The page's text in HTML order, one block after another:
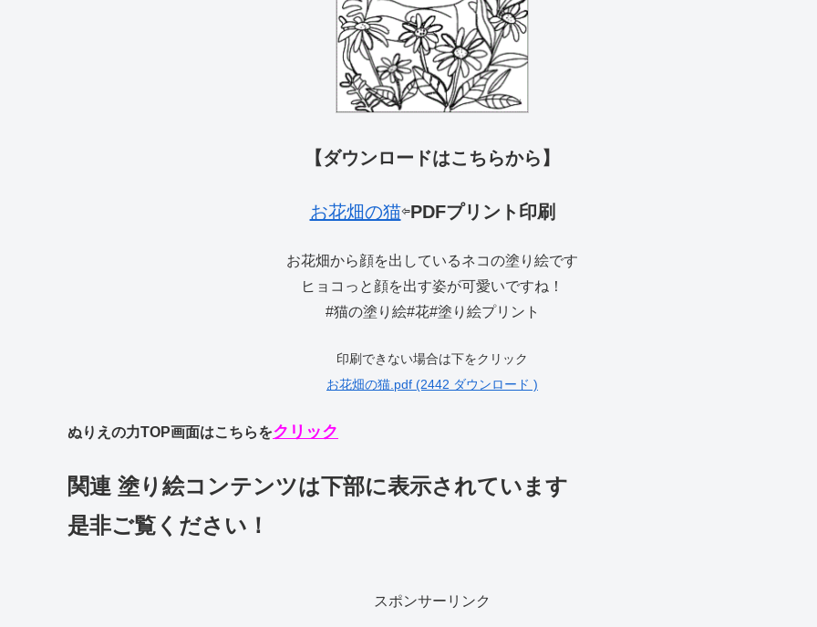
【ダウンロードはこちらから】
お花畑の猫⇦PDFプリント印刷
お花畑から顔を出しているネコの塗り絵です
ヒョコっと顔を出す姿が可愛いですね！
#猫の塗り絵#花#塗り絵プリント
印刷できない場合は下をクリック
お花畑の猫.pdf (2442 ダウンロード )
ぬりえの力TOP画面はこちらをクリック
関連 塗り絵コンテンツは下部に表示されています
是非ご覧ください！
スポンサーリンク